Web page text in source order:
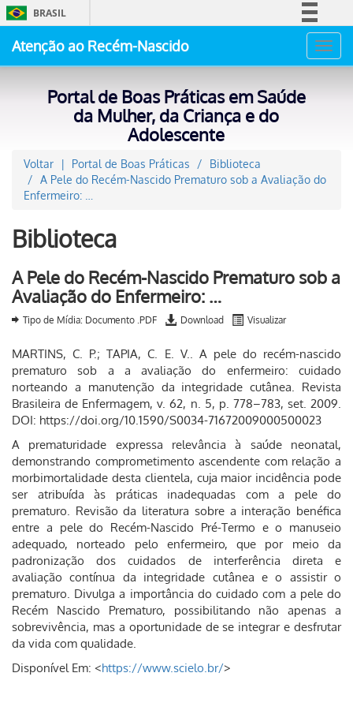
BRASIL
Acesso à informação
Atenção ao Recém-Nascido
Portal de Boas Práticas em Saúde
da Mulher, da Criança e do
Adolescente
Voltar Portal de Boas Práticas
Biblioteca
A Pele do Recém-Nascido Prematuro sob a Avaliação do
Enfermeiro: …
Biblioteca
A Pele do Recém-Nascido Prematuro sob a
Avaliação do Enfermeiro: …
Tipo de Mídia: Documento .PDF Download Visualizar
MARTINS, C. P.; TAPIA, C. E. V.. A pele do recém-nascido
prematuro sob a a avaliação do enfermeiro: cuidado
norteando a manutenção da integridade cutânea. Revista
Brasileira de Enfermagem, v. 62, n. 5, p. 778–783, set. 2009.
DOI: https://doi.org/10.1590/S0034-71672009000500023
A prematuridade expressa relevância à saúde neonatal,
demonstrando comprometimento ascendente com relação a
morbimortalidade desta clientela, cuja maior incidência pode
ser atribuída às práticas inadequadas com a pele do
prematuro. Revisão da literatura sobre a interação benéfica
entre a pele do Recém-Nascido Pré-Termo e o manuseio
adequado, norteado pelo enfermeiro, que por meio da
padronização dos cuidados de interferência direta e
avaliação contínua da integridade cutânea e o assistir o
prematuro. Divulga a importância do cuidado com a pele do
Recém Nascido Prematuro, possibilitando não apenas a
sobrevivência, mas a oportunidade de se integrar e desfrutar
da vida com qualidade.
Disponível Em: <https://www.scielo.br/>